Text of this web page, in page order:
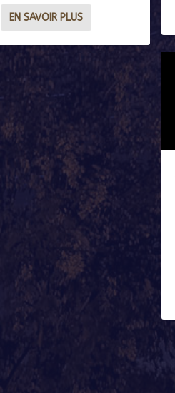
EN SAVOIR PLUS